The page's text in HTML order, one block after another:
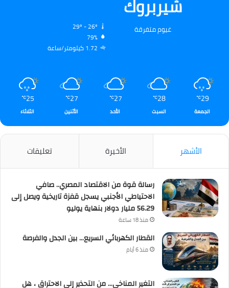
غيوم متفرقة
79%
1.72 كيلومتر/ساعة
29
℃
الجمعة
28
℃
السبت
27
℃
الأحد
27
℃
الأثنين
25
℃
الثلاثاء
الأشهر الأخيرة تعليقات
رسالة قوة من الاقتصاد المصري.. صافي
الاحتياطي الأجنبي يسجل قفزة تاريخية ويصل إلى
56.29 مليار دولار بنهاية يوليو
منذ 18 ساعة
القطار الكهربائي السريع… بين الجدل والفرصة
منذ 6 أيام
التغير المناخي… من التحذير إلى الاحتراق ، هل